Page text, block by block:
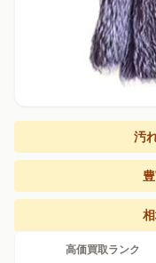
汚
高価買取ランク